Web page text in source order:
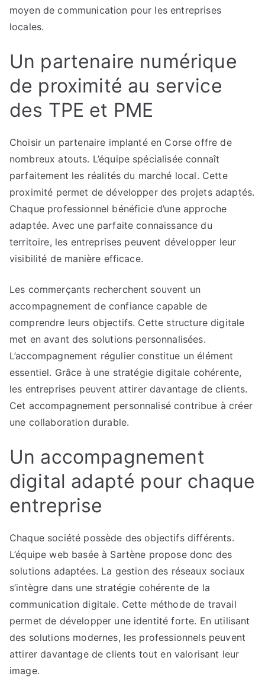
moyen de communication pour les entreprises
locales.
Un partenaire numérique
de proximité au service
des TPE et PME
Choisir un partenaire implanté en Corse offre de
nombreux atouts. L’équipe spécialisée connaît
parfaitement les réalités du marché local. Cette
proximité permet de développer des projets adaptés.
Chaque professionnel bénéficie d’une approche
adaptée. Avec une parfaite connaissance du
territoire, les entreprises peuvent développer leur
visibilité de manière efficace.
Les commerçants recherchent souvent un
accompagnement de confiance capable de
comprendre leurs objectifs. Cette structure digitale
met en avant des solutions personnalisées.
L’accompagnement régulier constitue un élément
essentiel. Grâce à une stratégie digitale cohérente,
les entreprises peuvent attirer davantage de clients.
Cet accompagnement personnalisé contribue à créer
une collaboration durable.
Un accompagnement
digital adapté pour chaque
entreprise
Chaque société possède des objectifs différents.
L’équipe web basée à Sartène propose donc des
solutions adaptées. La gestion des réseaux sociaux
s’intègre dans une stratégie cohérente de la
communication digitale. Cette méthode de travail
permet de développer une identité forte. En utilisant
des solutions modernes, les professionnels peuvent
attirer davantage de clients tout en valorisant leur
image.